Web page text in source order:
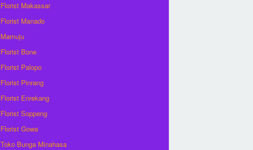
Florist Makassar
Florist Manado
Mamuju
Florist Bone
Florist Palopo
Florist Pinrang
Florist Enrekang
Florist Soppeng
Florist Gowa
Toko Bunga Minahasa